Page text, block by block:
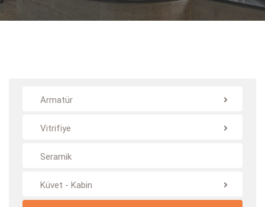
Armatür
Vitrifiye
Seramik
Küvet - Kabin